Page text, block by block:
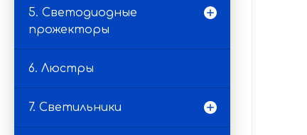
5. Светодиодные
прожекторы
6. Люстры
7. Светильники